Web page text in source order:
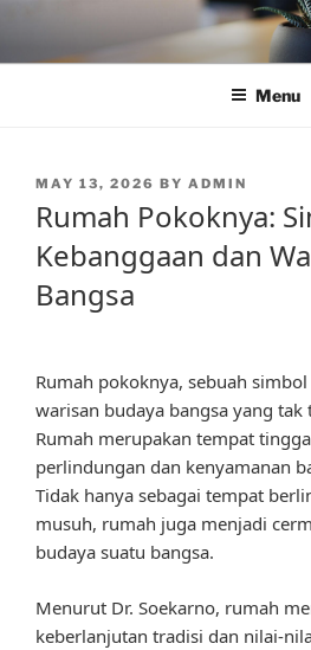
content
Menu
POSTED
MAY 13, 2026 BY ADMIN
Rumah Pokoknya:
Kebanggaan dan
Bangsa
Rumah pokoknya, sebuah
warisan budaya bangsa yang tak
Rumah merupakan tempat
perlindungan dan kenyamanan
Tidak hanya sebagai tempat
musuh, rumah juga menjadi
budaya suatu bangsa.
Menurut Dr. Soekarno, rumah
keberlanjutan tradisi dan nilai-